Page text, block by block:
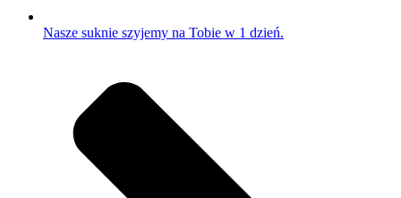
Nasze suknie szyjemy na Tobie w 1 dzień.